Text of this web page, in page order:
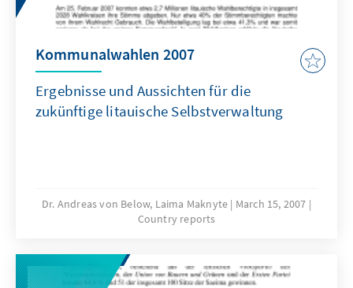
Kommunalwahlen 2007
Ergebnisse und Aussichten für die
zukünftige litauische Selbstverwaltung
Dr. Andreas von Below, Laima Maknyte
March 15, 2007
Country reports